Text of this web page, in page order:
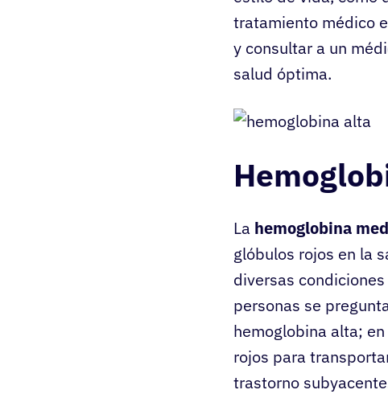
tratamiento médico
y consultar a un
salud óptima.
La hemoglobina
glóbulos rojos en la
diversas
personas se
hemoglobina alta;
rojos para
trastorno